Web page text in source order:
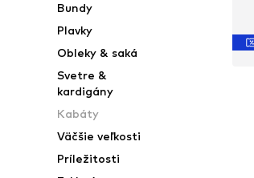
Bundy
Plavky
Obleky & saká
Svetre &
kardigány
Kabáty
Väčšie veľkosti
Príležitosti